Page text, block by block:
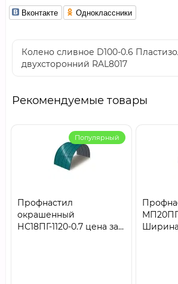
Вконтакте Одноклассники
Колено сливное D100-0.6
двухсторонний RAL8017
Рекомендуемые товары
Популярный
Профнастил
окрашенный
НС18ПГ-1120-0.7 цена за